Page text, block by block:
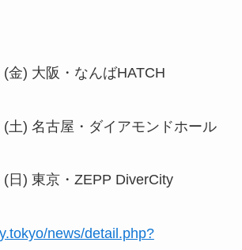
金) 大阪・なんばHATCH
土) 名古屋・ダイアモンドホール
日) 東京・ZEPP DiverCity
news/detail.php?